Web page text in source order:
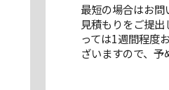
最短の場合はお
見積もりをご提
っては1週間程度
ざいますので、予